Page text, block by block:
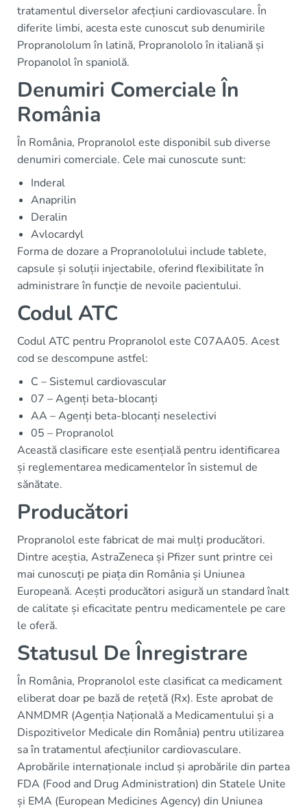
tratamentul diverselor afecțiuni cardiovasculare. În
diferite limbi, acesta este cunoscut sub denumirile
Propranololum în latină, Propranololo în italiană și
Propanolol în spaniolă.
Denumiri Comerciale În
România
În România, Propranolol este disponibil sub diverse
denumiri comerciale. Cele mai cunoscute sunt:
Inderal
Anaprilin
Deralin
Avlocardyl
Forma de dozare a Propranololului include tablete,
capsule și soluții injectabile, oferind flexibilitate în
administrare în funcție de nevoile pacientului.
Codul ATC
Codul ATC pentru Propranolol este C07AA05. Acest
cod se descompune astfel:
C – Sistemul cardiovascular
07 – Agenți beta-blocanți
AA – Agenți beta-blocanți neselectivi
05 – Propranolol
Această clasificare este esențială pentru identificarea
și reglementarea medicamentelor în sistemul de
sănătate.
Producători
Propranolol este fabricat de mai mulți producători.
Dintre aceștia, AstraZeneca și Pfizer sunt printre cei
mai cunoscuți pe piața din România și Uniunea
Europeană. Acești producători asigură un standard înalt
de calitate și eficacitate pentru medicamentele pe care
le oferă.
Statusul De Înregistrare
În România, Propranolol este clasificat ca medicament
eliberat doar pe bază de rețetă (Rx). Este aprobat de
ANMDMR (Agenția Națională a Medicamentului și a
Dispozitivelor Medicale din România) pentru utilizarea
sa în tratamentul afecțiunilor cardiovasculare.
Aprobările internaționale includ și aprobările din partea
FDA (Food and Drug Administration) din Statele Unite
și EMA (European Medicines Agency) din Uniunea